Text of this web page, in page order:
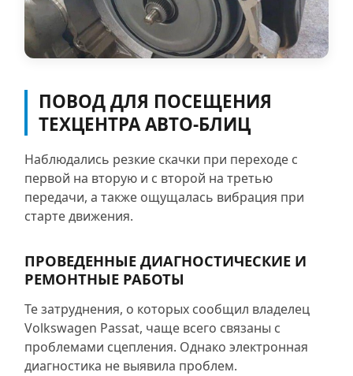
ПОВОД ДЛЯ ПОСЕЩЕНИЯ
ТЕХЦЕНТРА АВТО-БЛИЦ
Наблюдались резкие скачки при переходе с
первой на вторую и с второй на третью
передачи, а также ощущалась вибрация при
старте движения.
ПРОВЕДЕННЫЕ ДИАГНОСТИЧЕСКИЕ И
РЕМОНТНЫЕ РАБОТЫ
Те затруднения, о которых сообщил владелец
Volkswagen Passat, чаще всего связаны с
проблемами сцепления. Однако электронная
диагностика не выявила проблем.